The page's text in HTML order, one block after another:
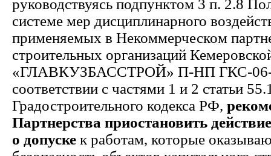
руководствуясь подпунктом 3 п. 2.8
системе мер дисциплинарного
применяемых в Некоммерческом
строительных организаций
«ГЛАВКУЗБАССТРОЙ» П-НП ГКС-06-
соответствии с частями 1 и 2 статьи
Градостроительного кодекса РФ,
Партнерства приостановить
о допуске к работам, которые